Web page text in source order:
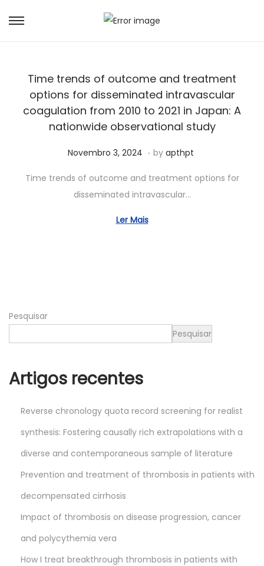
Time trends of outcome and treatment
options for disseminated intravascular
coagulation from 2010 to 2021 in Japan: A
nationwide observational study
Posted on
Novembro 3, 2024 A
r
l
. by apthpt
Time trends of outcome and treatment options for
disseminated intravascular…
Ler Mais
Pesquisar
Pesquisar
Artigos recentes
Reverse chronology quota record screening for realist
synthesis: Fostering causally rich extrapolations with a
diverse and contemporaneous sample of literature
Prevention and treatment of thrombosis in patients with
decompensated cirrhosis
Impact of thrombosis on disease progression, cancer
and polycythemia vera
How I treat breakthrough thrombosis in patients with